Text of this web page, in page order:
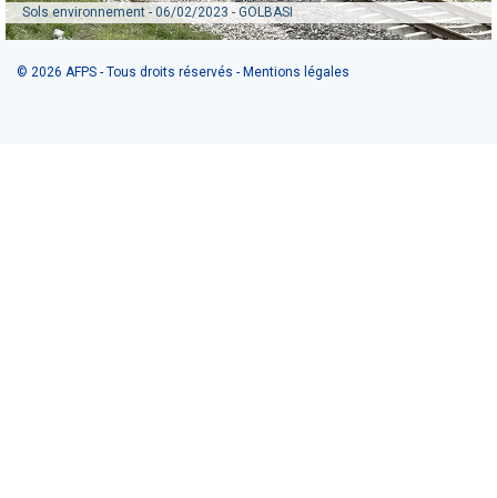
GT - Diagnostic et renforcement du bâti existant vis
- GOLBASI
Kahramanmaras
© 2026 AFPS - Tous droits réservés - Mentions légales